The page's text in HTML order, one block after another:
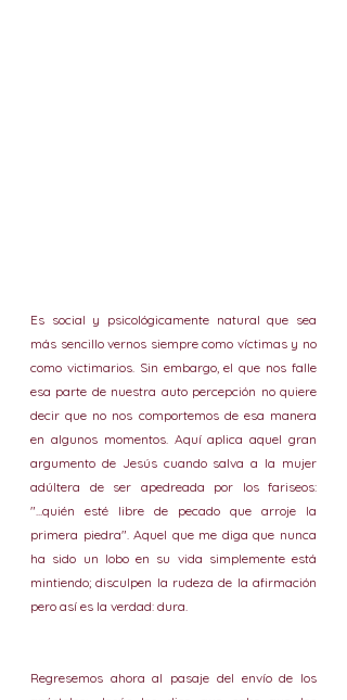
Es social y psicológicamente natural que sea
más sencillo vernos siempre como víctimas y no
como victimarios. Sin embargo, el que nos falle
esa parte de nuestra auto percepción no quiere
decir que no nos comportemos de esa manera
en algunos momentos. Aquí aplica aquel gran
argumento de Jesús cuando salva a la mujer
adúltera de ser apedreada por los fariseos:
"...quién esté libre de pecado que arroje la
primera piedra". Aquel que me diga que nunca
ha sido un lobo en su vida simplemente está
mintiendo; disculpen la rudeza de la afirmación
pero así es la verdad: dura.
Regresemos ahora al pasaje del envío de los